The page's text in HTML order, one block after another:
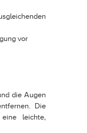
vor
die Augen
Die
leichte,